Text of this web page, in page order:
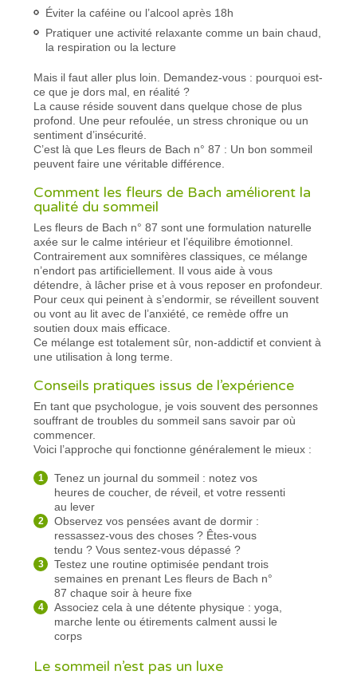
Éviter la caféine ou l’alcool après 18h
Pratiquer une activité relaxante comme un bain chaud,
la respiration ou la lecture
Mais il faut aller plus loin. Demandez-vous : pourquoi est-
ce que je dors mal, en réalité ?
La cause réside souvent dans quelque chose de plus
profond. Une peur refoulée, un stress chronique ou un
sentiment d’insécurité.
C’est là que Les fleurs de Bach n° 87 : Un bon sommeil
peuvent faire une véritable différence.
Comment les fleurs de Bach améliorent la
qualité du sommeil
Les fleurs de Bach n° 87 sont une formulation naturelle
axée sur le calme intérieur et l’équilibre émotionnel.
Contrairement aux somnifères classiques, ce mélange
n’endort pas artificiellement. Il vous aide à vous
détendre, à lâcher prise et à vous reposer en profondeur.
Pour ceux qui peinent à s’endormir, se réveillent souvent
ou vont au lit avec de l’anxiété, ce remède offre un
soutien doux mais efficace.
Ce mélange est totalement sûr, non-addictif et convient à
une utilisation à long terme.
Conseils pratiques issus de l’expérience
En tant que psychologue, je vois souvent des personnes
souffrant de troubles du sommeil sans savoir par où
commencer.
Voici l’approche qui fonctionne généralement le mieux :
Tenez un journal du sommeil : notez vos
heures de coucher, de réveil, et votre ressenti
au lever
Observez vos pensées avant de dormir :
ressassez-vous des choses ? Êtes-vous
tendu ? Vous sentez-vous dépassé ?
Testez une routine optimisée pendant trois
semaines en prenant Les fleurs de Bach n°
87 chaque soir à heure fixe
Associez cela à une détente physique : yoga,
marche lente ou étirements calment aussi le
corps
Le sommeil n’est pas un luxe